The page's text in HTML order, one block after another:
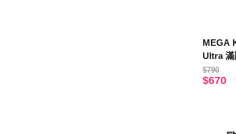
MEGA
Ultra 滿
$790
$670